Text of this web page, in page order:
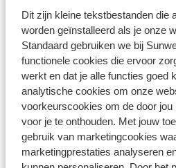
Dit zijn kleine tekstbestanden die
worden geïnstalleerd als je onze
Standaard gebruiken we bij
functionele cookies die ervoor
werkt en dat je alle functies goed
analytische cookies om onze
voorkeurscookies om de door jou
voor je te onthouden. Met jouw
gebruik van marketingcookies
marketingprestaties analyseren
Adamello Ski